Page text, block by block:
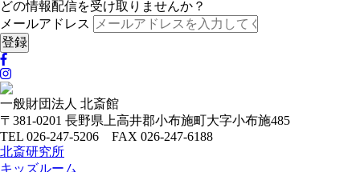
どの情報配信を受け取りませんか？
メールアドレス
一般財団法人 北斎館
〒381-0201 長野県上高井郡小布施町大字小布施485
TEL 026-247-5206 FAX 026-247-6188
北斎研究所
キッズルーム